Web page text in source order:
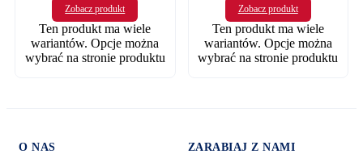
Zobacz produkt
Ten produkt ma wiele
wariantów. Opcje można
wybrać na stronie produktu
Zobacz produkt
Ten produkt ma wiele
wariantów. Opcje można
wybrać na stronie produktu
O NAS
ZARABIAJ Z NAMI